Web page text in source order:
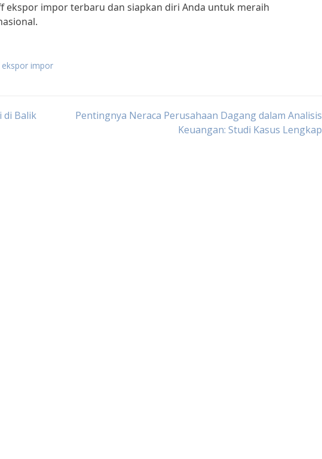
ekspor impor terbaru dan siapkan diri Anda untuk meraih
impor
di Balik
Pentingnya Neraca Perusahaan Dagang dalam Analisis
Keuangan: Studi Kasus Lengkap